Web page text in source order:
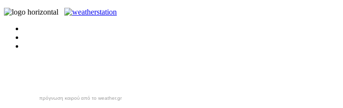
πρόγνωση καιρού από το weather.gr